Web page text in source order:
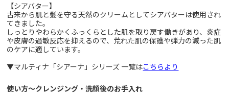
【シアバター】
古来から肌と髪を守る天然のクリームとしてシアバターは使用され
てきました。
しっとりやわらかくふっくらとした肌を取り戻す働きがあり、炎症
や皮膚の過敏反応を抑えるので、荒れた肌の保護や弾力の減った肌
のケアに適しています。
▼マルティナ「シアーナ」シリーズ 一覧はこちらより
使い方～クレンジング・洗顔後のお手入れ